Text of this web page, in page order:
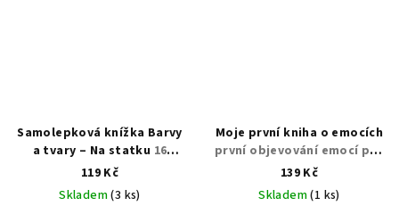
Samolepková knížka Barvy
a tvary – Na statku 16
stran + 8 listů samolepek |
znovupoužitelné
119 Kč
Skladem(3 ks)
Moje první kniha o emocích
první objevování emocí pro
nejmenší děti
139 Kč
Skladem(1 ks)